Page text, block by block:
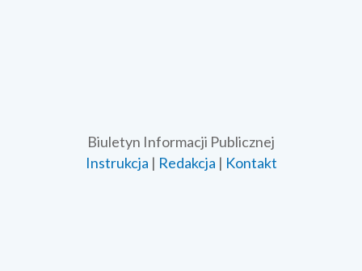
Biuletyn Informacji Publicznej
Instrukcja | Redakcja | Kontakt